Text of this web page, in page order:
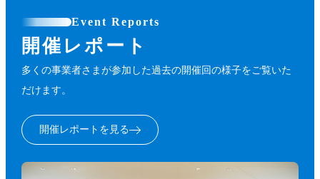
Event Reports
開催レポート
多くの事業者さまが参加した過去の開催回の様子をご覧いた
だけます。
開催レポートを見る